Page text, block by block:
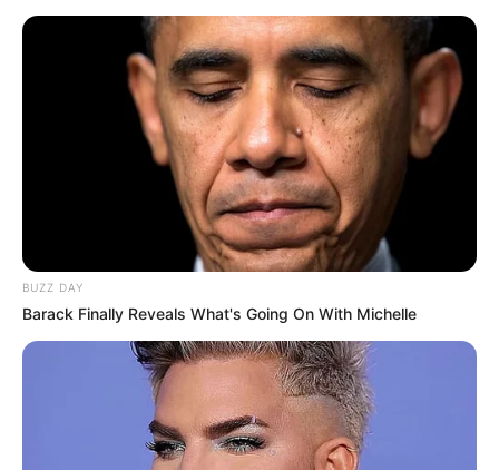
BUZZ DAY
Barack Finally Reveals What's Going On With Michelle